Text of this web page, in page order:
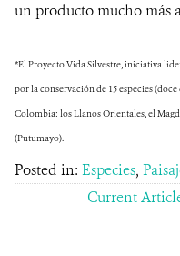
un producto mucho más
*El Proyecto Vida Silvestre, iniciativa
por la conservación de 15 especies
Colombia: los Llanos Orientales, el
(Putumayo).
Posted in: Especies,
Current